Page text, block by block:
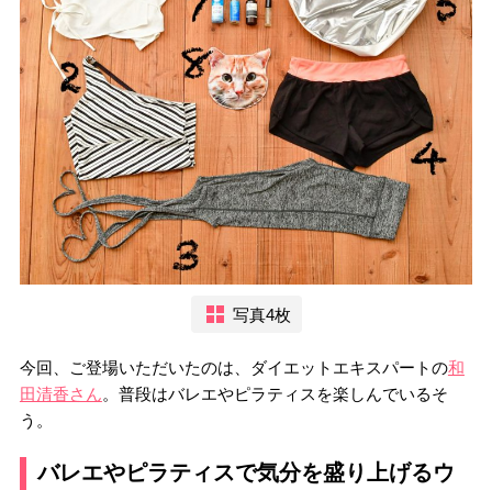
写真4枚
今回、ご登場いただいたのは、ダイエットエキスパートの和
田清香さん。普段はバレエやピラティスを楽しんでいるそ
う。
バレエやピラティスで気分を盛り上げるウ